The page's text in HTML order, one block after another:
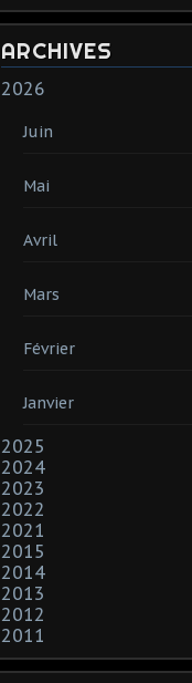
ARCHIVES
2026
Juin
Mai
Avril
Mars
Février
Janvier
2025
2024
2023
2022
2021
2015
2014
2013
2012
2011